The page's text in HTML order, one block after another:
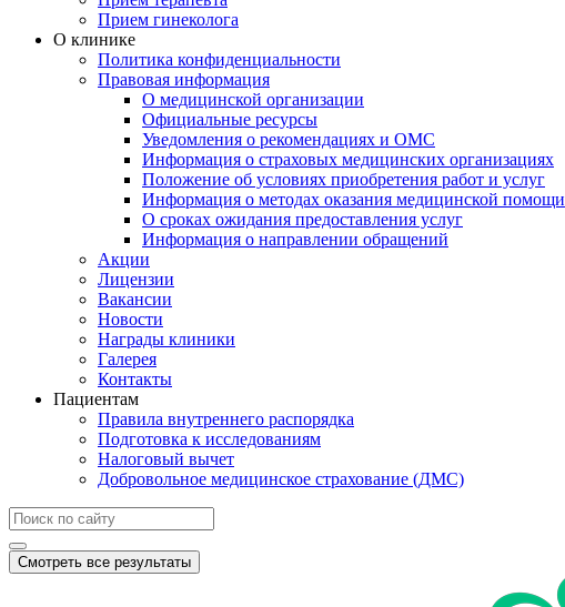
Прием гинеколога
О клинике
Политика конфиденциальности
Правовая информация
О медицинской организации
Официальные ресурсы
Уведомления о рекомендациях и ОМС
Информация о страховых медицинских организациях
Положение об условиях приобретения работ и услуг
Информация о методах оказания медицинской помощи
О сроках ожидания предоставления услуг
Информация о направлении обращений
Акции
Лицензии
Вакансии
Новости
Награды клиники
Галерея
Контакты
Пациентам
Правила внутреннего распорядка
Подготовка к исследованиям
Налоговый вычет
Добровольное медицинское страхование (ДМС)
Смотреть все результаты